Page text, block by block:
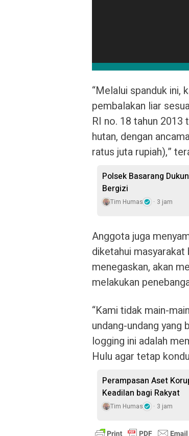
“Melalui spanduk ini,
pembalakan liar
RI no. 18 tahun 2013
hutan, dengan
ratus juta rupiah),”
Polsek Basarang
Bergizi
Tim Humas 3 jam
Anggota juga
diketahui masyarakat
menegaskan, akan
melakukan
“Kami tidak main-
undang-undang yang
logging ini adalah
Hulu agar tetap
Perampasan Aset
Keadilan bagi Rakyat
Tim Humas 3 jam